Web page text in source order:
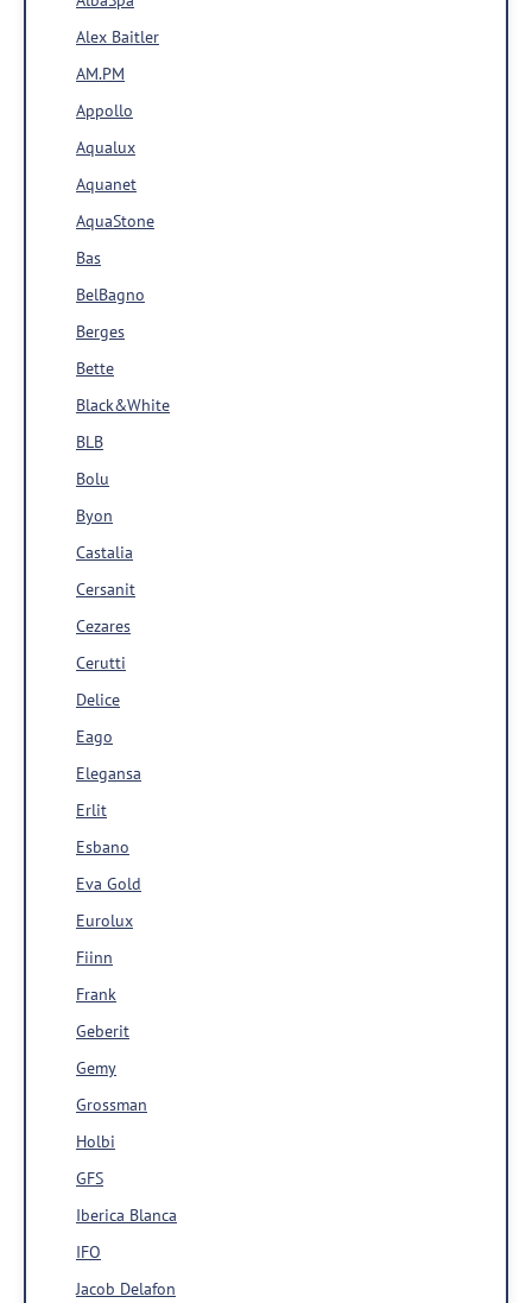
Alex Baitler
AM.PM
Appollo
Aqualux
Aquanet
AquaStone
Bas
BelBagno
Berges
Bette
Black&White
BLB
Bolu
Byon
Castalia
Cersanit
Cezares
Cerutti
Delice
Eago
Elegansa
Erlit
Esbano
Eva Gold
Eurolux
Fiinn
Frank
Geberit
Gemy
Grossman
Holbi
GFS
Iberica Blanca
IFO
Jacob Delafon